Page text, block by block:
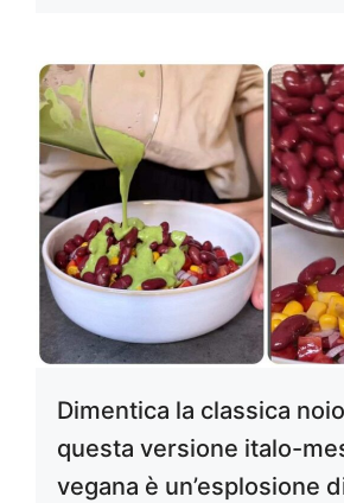
Dimentica la classica
questa versione italo-
vegana è un’esplosione